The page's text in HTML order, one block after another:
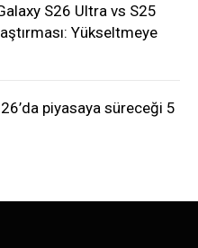
S26 Ultra vs S25
Yükseltmeye
piyasaya süreceği 5